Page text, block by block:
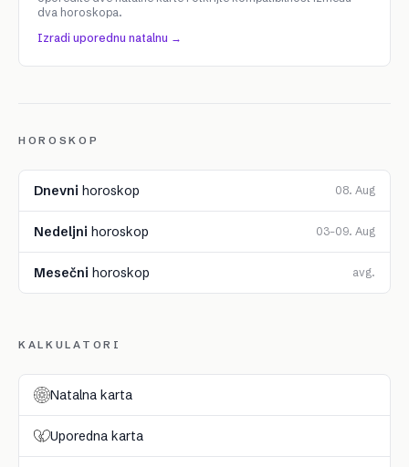
dva horoskopa.
Izradi uporednu natalnu →
HOROSKOP
Dnevni horoskop 08. Aug
Nedeljni horoskop 03–09. Aug
Mesečni horoskop avg.
KALKULATORI
Natalna karta
Uporedna karta